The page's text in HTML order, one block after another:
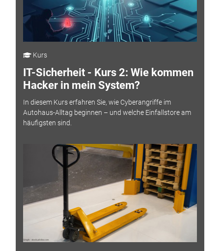
Kurs
IT-Sicherheit - Kurs 2: Wie kommen
Hacker in mein System?
In diesem Kurs erfahren Sie, wie Cyberangriffe im
Autohaus-Alltag beginnen – und welche Einfallstore am
häufigsten sind.